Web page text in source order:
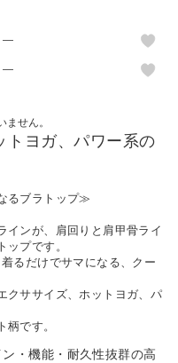
—
—
せん。
トヨガ、パワー系の
るブラトップ≫
インが、肩回りと肩甲骨ライ
プです。
るだけでサマになる、クー
クササイズ、ホットヨガ、パ
です。
・機能・耐久性抜群の高